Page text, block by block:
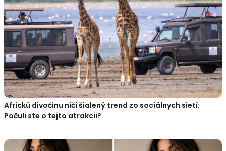
Africkú divočinu ničí šialený trend zo sociálnych sietí:
Počuli ste o tejto atrakcii?